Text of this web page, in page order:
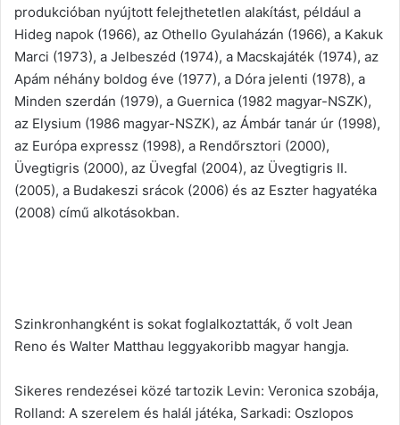
produkcióban nyújtott felejthetetlen alakítást, például a
Hideg napok (1966), az Othello Gyulaházán (1966), a Kakuk
Marci (1973), a Jelbeszéd (1974), a Macskajáték (1974), az
Apám néhány boldog éve (1977), a Dóra jelenti (1978), a
Minden szerdán (1979), a Guernica (1982 magyar-NSZK),
az Elysium (1986 magyar-NSZK), az Ámbár tanár úr (1998),
az Európa expressz (1998), a Rendőrsztori (2000),
Üvegtigris (2000), az Üvegfal (2004), az Üvegtigris II.
(2005), a Budakeszi srácok (2006) és az Eszter hagyatéka
(2008) című alkotásokban.
Szinkronhangként is sokat foglalkoztatták, ő volt Jean
Reno és Walter Matthau leggyakoribb magyar hangja.
Sikeres rendezései közé tartozik Levin: Veronica szobája,
Rolland: A szerelem és halál játéka, Sarkadi: Oszlopos